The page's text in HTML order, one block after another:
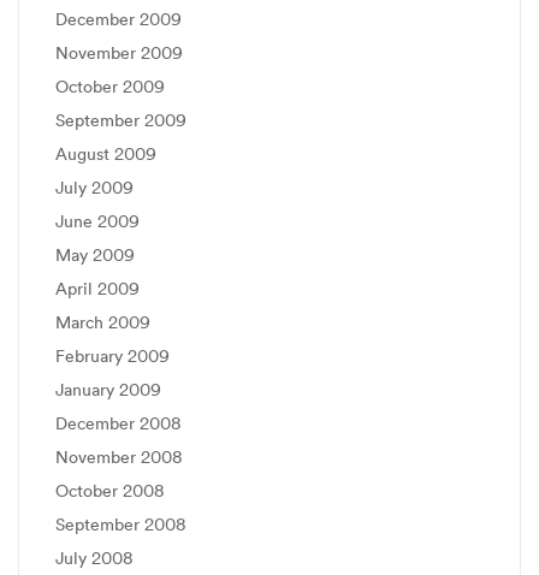
December 2009
November 2009
October 2009
September 2009
August 2009
July 2009
June 2009
May 2009
April 2009
March 2009
February 2009
January 2009
December 2008
November 2008
October 2008
September 2008
July 2008